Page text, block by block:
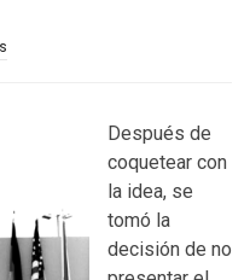
Después de
coquetear con
la idea, se
tomó la
decisión de no